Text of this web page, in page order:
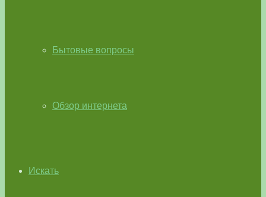
Бытовые вопросы
Обзор интернета
Искать